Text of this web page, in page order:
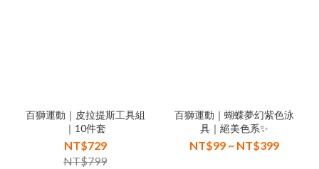
百獅運動｜皮拉提斯工具組
｜10件套
NT$729
NT$799
百獅運動｜蝴蝶夢幻紫色泳
具｜絕美色系✨
NT$99 ~ NT$399